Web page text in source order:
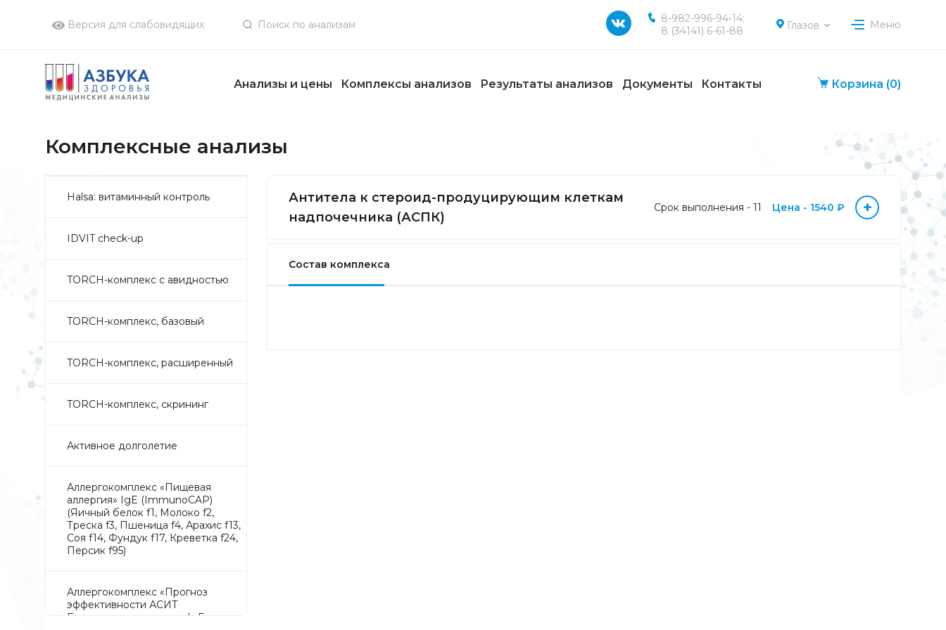
Версия для слабовидящих
8-982-996-94-14;
8 (34141) 6-61-88
Глазов Меню
Анализы и цены Комплексы анализов Результаты анализов Документы Контакты Корзина (0)
Комплексные анализы
Halsa: витаминный контроль
IDVIT check-up
TORCH-комплекс с авидностью
TORCH-комплекс, базовый
TORCH-комплекс, расширенный
TORCH-комплекс, скрининг
Активное долголетие
Аллергокомплекс «Пищевая
аллергия» IgE (ImmunoCAP)
(Яичный белок f1, Молоко f2,
Треска f3, Пшеница f4, Арахис f13,
Соя f14, Фундук f17, Креветка f24,
Персик f95)
Аллергокомплекс «Прогноз
эффективности АСИТ
Букоцветные деревья» IgE
Антитела к стероид-продуцирующим клеткам
надпочечника (АСПК)
Срок выполнения - 11 Цена - 1540 ₽ +
Состав комплекса